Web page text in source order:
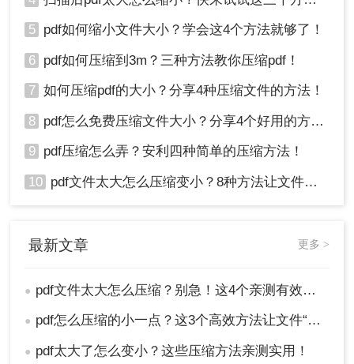
需二次加工。
优点 ：无需安装、跨平台使用、压缩效果通常
优于打印法、操作极其简单、兼顾效率与安
缺点：需稳定的网络连接；处理极端机密文件
时，心理上仍可能倾向于本地操作。
操作步骤：
访问转转大师官方网站，找到 PDF 压缩功能
直接拖拽你的大文件到网页指定区域，或点击
5 pdf如何缩小文件大小？学会这4个方法就够了！
6 pdf如何压缩到3m？三种方法教你压缩pdf！
7 如何压缩pdf的大小？分享4种压缩文件的方法！
8 pdf怎么免费压缩文件大小？分享4个好用的方法，简单又快捷！
9 pdf压缩怎么弄？安利四种简单的压缩方法！
10 pdf文件太大怎么压缩变小？8种方法让文件轻松"瘦身"！
最新文章 更多 >
● pdf文件太大怎么压缩？别急！这4个亲测有效的方法，让你轻松瘦身!
● pdf怎么压缩的小一点？这3个高效方法让文件“瘦身”不损质！
● pdf太大了怎么变小？这些压缩方法亲测实用！